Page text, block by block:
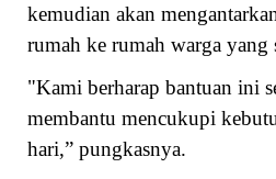
kemudian akan
rumah ke rumah warga yang
"Kami berharap bantuan ini
membantu mencukupi
hari,” pungkasnya.